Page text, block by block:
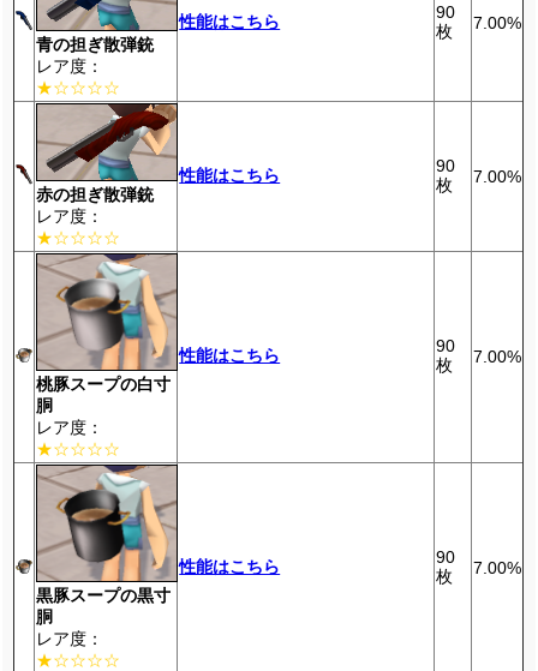
青の担ぎ散弾銃
レア度：
★☆☆☆☆
性能はこちら
90
枚
7.00%
赤の担ぎ散弾銃
レア度：
★☆☆☆☆
性能はこちら
90
枚
7.00%
桃豚スープの白寸
胴
レア度：
★☆☆☆☆
性能はこちら
90
枚
7.00%
黒豚スープの黒寸
胴
レア度：
★☆☆☆☆
性能はこちら
90
枚
7.00%